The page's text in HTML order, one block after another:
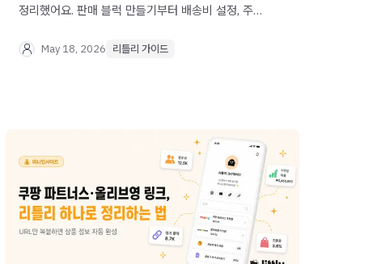
정리했어요. 판매 블럭 만들기부터 배송비 설정, 주문
May 18, 2026 리틀리 가이드